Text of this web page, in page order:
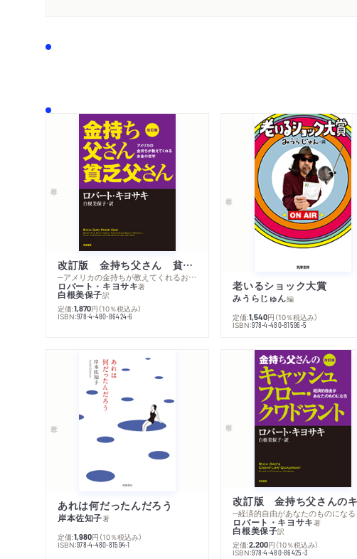
改訂版 金持ち父さん 貧乏父さん
─アメリカの金持ちが教えてくれるお金の哲学
ロバート・キヨサキ著
白根美保子訳
定価:1,870円 （10％税込み）
ISBN:978-4-480-86424-6
老いるショック大賞
みうらじゅん編
定価:1,540円 （10％税込み）
ISBN:978-4-480-81596-5
あれは何だったんだろう
岸本佐知子著
定価:1,980円 （10％税込み）
ISBN:978-4-480-81594-1
─経済的自由があなたのものになる
ロバート・キヨサキ著
白根美保子訳
定価:2,200円 （10％税込み）
ISBN:978-4-480-86425-3